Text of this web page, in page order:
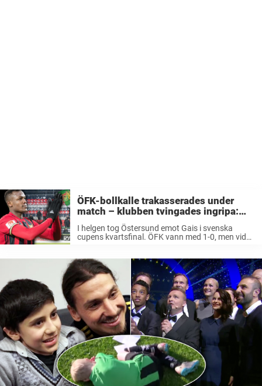
ÖFK-bollkalle trakasserades under
match – klubben tvingades ingripa:
”Helt oförsvarbart”
I helgen tog Östersund emot Gais i svenska
cupens kvartsfinal. ÖFK vann med 1-0, men vid
till verbala angrepp mot en ...